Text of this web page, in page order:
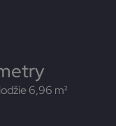
6,96 m²